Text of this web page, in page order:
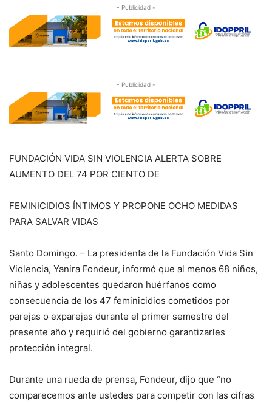
- Publicidad -
- Publicidad -
FUNDACIÓN VIDA SIN VIOLENCIA ALERTA SOBRE
AUMENTO DEL 74 POR CIENTO DE
FEMINICIDIOS ÍNTIMOS Y PROPONE OCHO MEDIDAS
PARA SALVAR VIDAS
Santo Domingo. – La presidenta de la Fundación Vida Sin
Violencia, Yanira Fondeur, informó que al menos 68 niños,
niñas y adolescentes quedaron huérfanos como
consecuencia de los 47 feminicidios cometidos por
parejas o exparejas durante el primer semestre del
presente año y requirió del gobierno garantizarles
protección integral.
Durante una rueda de prensa, Fondeur, dijo que “no
comparecemos ante ustedes para competir con las cifras